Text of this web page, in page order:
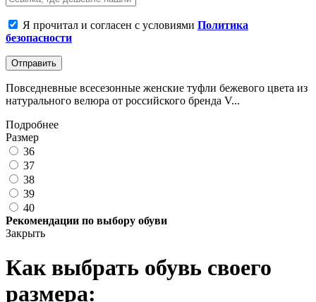
Я прочитал и согласен с условиями Политика
безопасности
Отправить
Повседневные всесезонные женские туфли бежевого цвета из
натурального велюра от российского бренда V...
Подробнее
Размер
36
37
38
39
40
Рекомендации по выбору обуви
Закрыть
Как выбрать обувь своего
размера: